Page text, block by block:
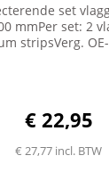
set
mmPer set: 2
stripsVerg.
€ 22,95
€ 27,77 incl. BTW